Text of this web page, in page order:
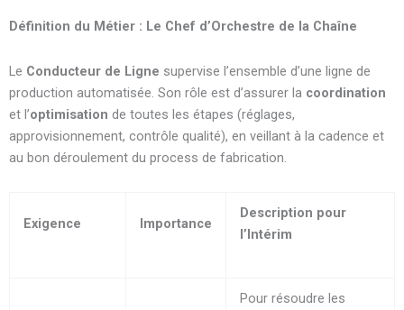
Définition du Métier : Le Chef d’Orchestre de la Chaîne
Le Conducteur de Ligne supervise l’ensemble d’une ligne de
production automatisée. Son rôle est d’assurer la coordination
et l’optimisation de toutes les étapes (réglages,
approvisionnement, contrôle qualité), en veillant à la cadence et
au bon déroulement du process de fabrication.
Exigence Importance
Description pour
l’Intérim
Pour résoudre les